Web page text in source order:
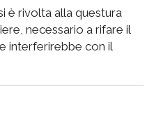
è rivolta alla questura
necessario a rifare il
interferirebbe con il